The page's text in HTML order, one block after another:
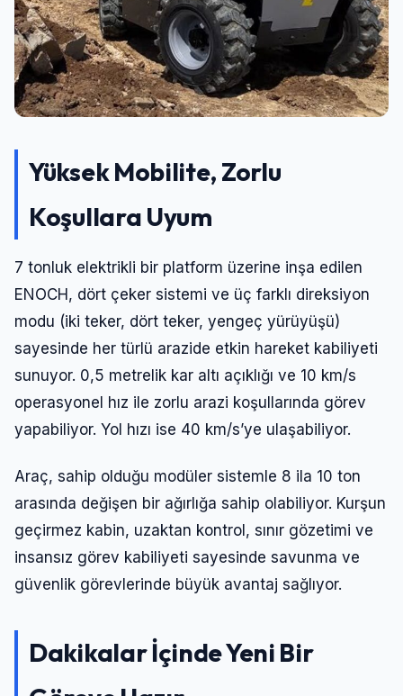
Yüksek Mobilite, Zorlu
Koşullara Uyum
7 tonluk elektrikli bir platform üzerine inşa edilen
ENOCH, dört çeker sistemi ve üç farklı direksiyon
modu (iki teker, dört teker, yengeç yürüyüşü)
sayesinde her türlü arazide etkin hareket kabiliyeti
sunuyor. 0,5 metrelik kar altı açıklığı ve 10 km/s
operasyonel hız ile zorlu arazi koşullarında görev
yapabiliyor. Yol hızı ise 40 km/s’ye ulaşabiliyor.
Araç, sahip olduğu modüler sistemle 8 ila 10 ton
arasında değişen bir ağırlığa sahip olabiliyor. Kurşun
geçirmez kabin, uzaktan kontrol, sınır gözetimi ve
insansız görev kabiliyeti sayesinde savunma ve
güvenlik görevlerinde büyük avantaj sağlıyor.
Dakikalar İçinde Yeni Bir
Giriş Yap